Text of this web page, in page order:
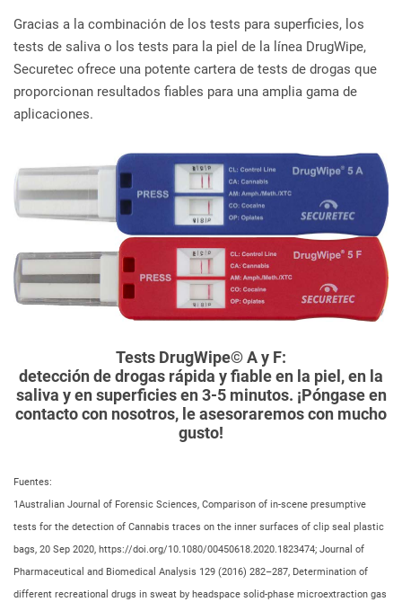
Gracias a la combinación de los tests para superficies, los
tests de saliva o los tests para la piel de la línea DrugWipe,
Securetec ofrece una potente cartera de tests de drogas que
proporcionan resultados fiables para una amplia gama de
aplicaciones.
Tests DrugWipe© A y F:
detección de drogas rápida y fiable en la piel, en la
saliva y en superficies en 3-5 minutos. ¡Póngase en
contacto con nosotros, le asesoraremos con mucho
gusto!
Fuentes:
1Australian Journal of Forensic Sciences, Comparison of in-scene presumptive
tests for the detection of Cannabis traces on the inner surfaces of clip seal plastic
bags, 20 Sep 2020, https://doi.org/10.1080/00450618.2020.1823474; Journal of
Pharmaceutical and Biomedical Analysis 129 (2016) 282–287, Determination of
different recreational drugs in sweat by headspace solid-phase microextraction gas